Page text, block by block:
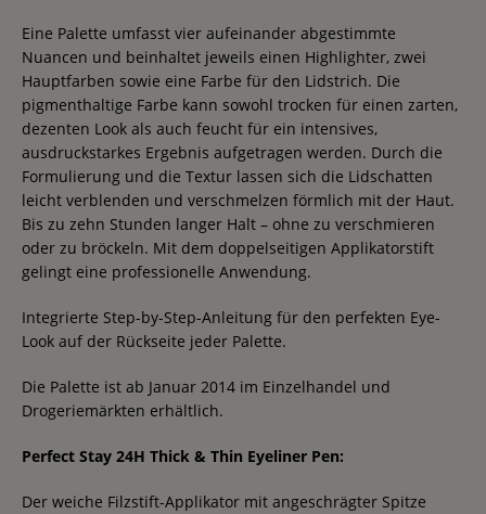
Eine Palette umfasst vier aufeinander abgestimmte
Nuancen und beinhaltet jeweils einen Highlighter, zwei
Hauptfarben sowie eine Farbe für den Lidstrich. Die
pigmenthaltige Farbe kann sowohl trocken für einen zarten,
dezenten Look als auch feucht für ein intensives,
ausdruckstarkes Ergebnis aufgetragen werden. Durch die
Formulierung und die Textur lassen sich die Lidschatten
leicht verblenden und verschmelzen förmlich mit der Haut.
Bis zu zehn Stunden langer Halt – ohne zu verschmieren
oder zu bröckeln. Mit dem doppelseitigen Applikatorstift
gelingt eine professionelle Anwendung.
Integrierte Step-by-Step-Anleitung für den perfekten Eye-
Look auf der Rückseite jeder Palette.
Die Palette ist ab Januar 2014 im Einzelhandel und
Drogeriemärkten erhältlich.
Perfect Stay 24H Thick & Thin Eyeliner Pen:
Der weiche Filzstift-Applikator mit angeschrägter Spitze